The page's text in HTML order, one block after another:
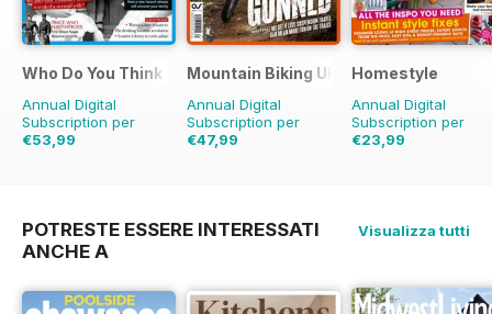
Who Do You Think You Are?
Annual Digital
Subscription per
€53,99
Mountain Biking UK
Annual Digital
Subscription per
€47,99
Homestyle
Annual Digital
Subscription per
€23,99
POTRESTE ESSERE INTERESSATI
ANCHE A
Visualizza tutti